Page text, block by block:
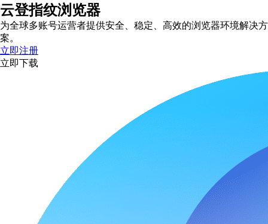
云登指纹浏览器
为全球多账号运营者提供安全、稳定、高效的浏览器环境解决方
案。
立即注册
立即下载